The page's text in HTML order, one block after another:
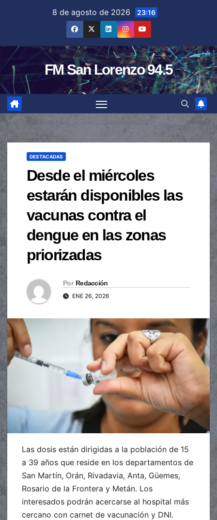
8 de agosto de 2026 23:16
FM San Lorenzo 94.5
DESTACADAS
Desde el miércoles
estarán disponibles las
vacunas contra el
dengue en las zonas
priorizadas
Por Redacción
ENE 26, 2026
Las dosis están dirigidas a la población de 15
a 39 años que reside en los departamentos de
San Martín, Orán, Rivadavia, Anta, Güemes,
Rosario de la Frontera y Metán. Los
interesados podrán acercarse al hospital más
cercano con carnet de vacunación y DNI.